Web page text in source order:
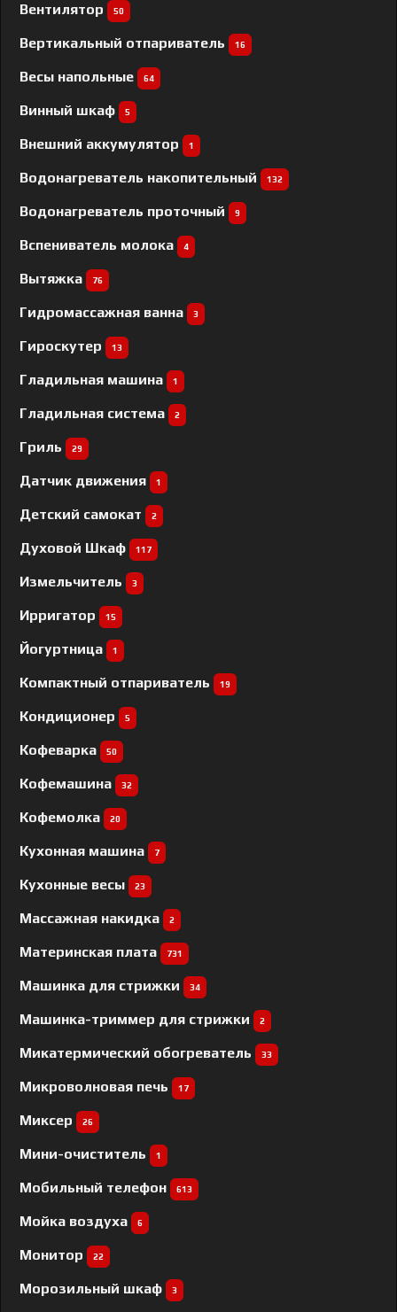
Вентилятор 50
Вертикальный отпариватель 16
Весы напольные 64
Винный шкаф 5
Внешний аккумулятор 1
Водонагреватель накопительный 132
Водонагреватель проточный 9
Вспениватель молока 4
Вытяжка 76
Гидромассажная ванна 3
Гироскутер 13
Гладильная машина 1
Гладильная система 2
Гриль 29
Датчик движения 1
Детский самокат 2
Духовой Шкаф 117
Измельчитель 3
Ирригатор 15
Йогуртница 1
Компактный отпариватель 19
Кондиционер 5
Кофеварка 50
Кофемашина 32
Кофемолка 20
Кухонная машина 7
Кухонные весы 23
Массажная накидка 2
Материнская плата 731
Машинка для стрижки 34
Машинка-триммер для стрижки 2
Микатермический обогреватель 33
Микроволновая печь 17
Миксер 26
Мини-очиститель 1
Мобильный телефон 613
Мойка воздуха 6
Монитор 22
Морозильный шкаф 3